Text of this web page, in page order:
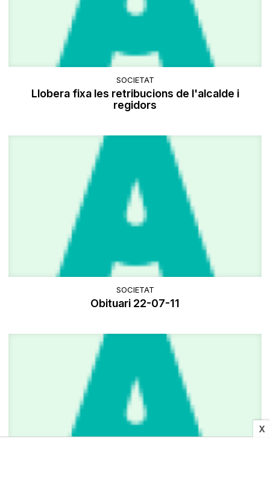
X
SOCIETAT
Llobera fixa les retribucions de l'alcalde i
regidors
SOCIETAT
Obituari 22-07-11